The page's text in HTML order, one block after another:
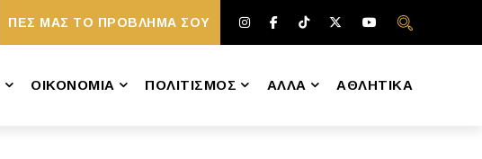
ΠΕΣ ΜΑΣ ΤΟ ΠΡΟΒΛΗΜΑ ΣΟΥ
ΟΙΚΟΝΟΜΙΑ ΠΟΛΙΤΙΣΜΟΣ ΑΛΛΑ ΑΘΛΗΤΙΚΑ